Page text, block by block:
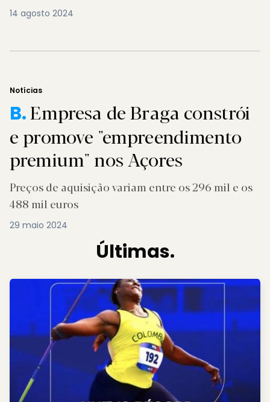
14 agosto 2024
Notícias
B.Empresa de Braga constrói
e promove "empreendimento
premium" nos Açores
Preços de aquisição variam entre os 296 mil e os
488 mil euros
29 maio 2024
Últimas.